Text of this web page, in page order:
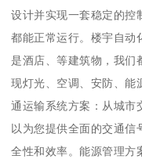
设计并实现一套稳定的控
都能正常运行。楼宇自动
是酒店、等建筑物，我们
现灯光、空调、安防、能
通运输系统方案：从城市
以为您提供全面的交通信
全性和效率。能源管理方